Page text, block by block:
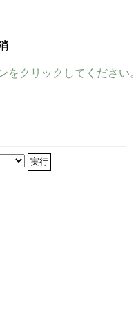
クリックしてください。